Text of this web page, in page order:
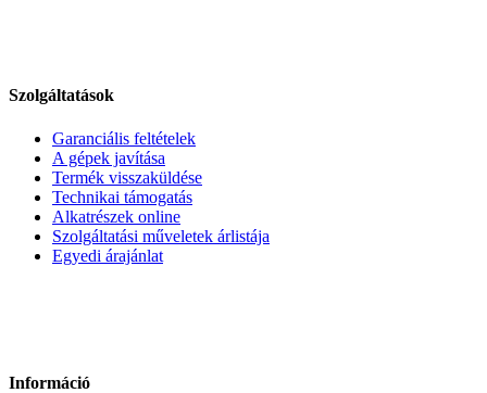
Szolgáltatások
Garanciális feltételek
A gépek javítása
Termék visszaküldése
Technikai támogatás
Alkatrészek online
Szolgáltatási műveletek árlistája
Egyedi árajánlat
Információ